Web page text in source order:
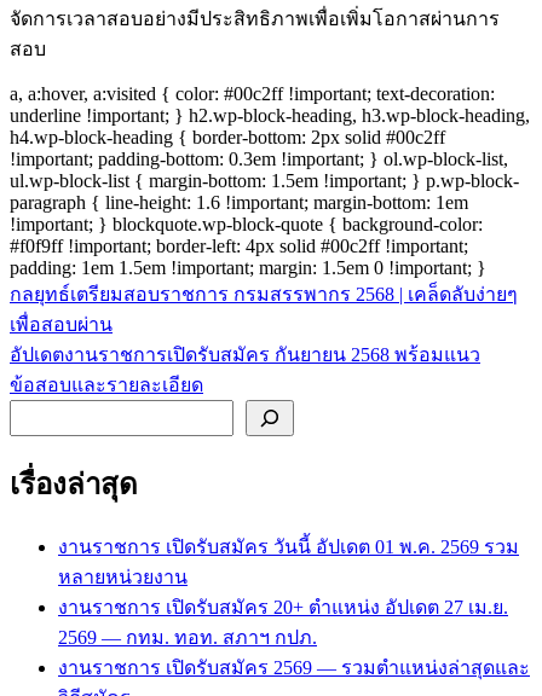
จัดการเวลาสอบอย่างมีประสิทธิภาพเพื่อเพิ่มโอกาสผ่านการ
สอบ
a, a:hover, a:visited { color: #00c2ff !important; text-decoration:
underline !important; } h2.wp-block-heading, h3.wp-block-heading,
h4.wp-block-heading { border-bottom: 2px solid #00c2ff
!important; padding-bottom: 0.3em !important; } ol.wp-block-list,
ul.wp-block-list { margin-bottom: 1.5em !important; } p.wp-block-
paragraph { line-height: 1.6 !important; margin-bottom: 1em
!important; } blockquote.wp-block-quote { background-color:
#f0f9ff !important; border-left: 4px solid #00c2ff !important;
padding: 1em 1.5em !important; margin: 1.5em 0 !important; }
แนะแนว
เรื่อง
กลยุทธ์เตรียมสอบราชการ กรมสรรพากร 2568 | เคล็ดลับง่ายๆ
เพื่อสอบผ่าน
อัปเดตงานราชการเปิดรับสมัคร กันยายน 2568 พร้อมแนว
ข้อสอบและรายละเอียด
เรื่องล่าสุด
งานราชการ เปิดรับสมัคร วันนี้ อัปเดต 01 พ.ค. 2569 รวม
หลายหน่วยงาน
งานราชการ เปิดรับสมัคร 20+ ตำแหน่ง อัปเดต 27 เม.ย.
2569 — กทม. ทอท. สภาฯ กปภ.
งานราชการ เปิดรับสมัคร 2569 — รวมตำแหน่งล่าสุดและ